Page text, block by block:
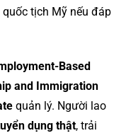
tịch Mỹ nếu đáp
Based
and Immigration
quản lý. Người lao
dụng thật, trải